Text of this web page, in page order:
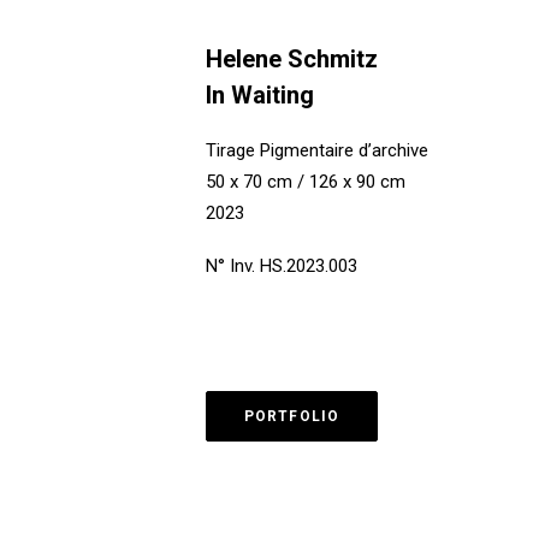
Helene Schmitz
In Waiting
Tirage Pigmentaire d’archive
50 x 70 cm / 126 x 90 cm
2023
N° Inv. HS.2023.003
PORTFOLIO